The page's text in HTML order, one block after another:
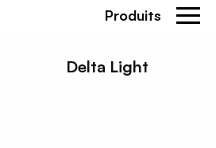
Produits
Delta Light